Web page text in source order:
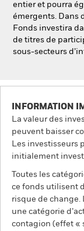
entier et pourra
émergents. Dans
Fonds investira
de titres de
sous-secteurs
INFORMATION
La valeur des
peuvent baisser
Les investisseurs
initialement
Toutes les
ce fonds utilisent
risque de change.
une catégorie
contagion (effet «